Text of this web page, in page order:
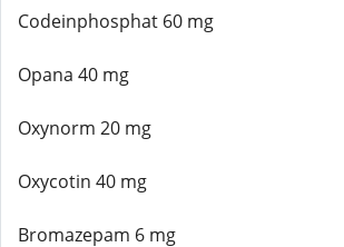
Codeinphosphat 60 mg
Opana 40 mg
Oxynorm 20 mg
Oxycotin 40 mg
Bromazepam 6 mg